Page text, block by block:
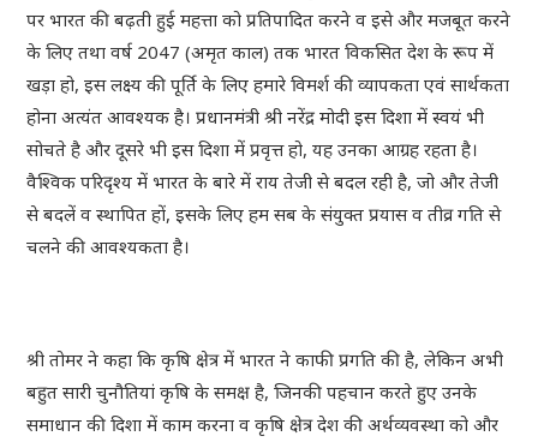
पर भारत की बढ़ती हुई महत्ता को प्रतिपादित करने व इसे और मजबूत करने
के लिए तथा वर्ष 2047 (अमृत काल) तक भारत विकसित देश के रूप में
खड़ा हो, इस लक्ष्य की पूर्ति के लिए हमारे विमर्श की व्यापकता एवं सार्थकता
होना अत्यंत आवश्यक है। प्रधानमंत्री श्री नरेंद्र मोदी इस दिशा में स्वयं भी
सोचते है और दूसरे भी इस दिशा में प्रवृत्त हो, यह उनका आग्रह रहता है।
वैश्विक परिदृश्य में भारत के बारे में राय तेजी से बदल रही है, जो और तेजी
से बदलें व स्थापित हों, इसके लिए हम सब के संयुक्त प्रयास व तीव्र गति से
चलने की आवश्यकता है।
श्री तोमर ने कहा कि कृषि क्षेत्र में भारत ने काफी प्रगति की है, लेकिन अभी
बहुत सारी चुनौतियां कृषि के समक्ष है, जिनकी पहचान करते हुए उनके
समाधान की दिशा में काम करना व कृषि क्षेत्र देश की अर्थव्यवस्था को और